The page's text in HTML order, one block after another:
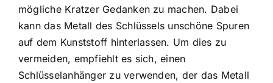
mögliche Kratzer Gedanken zu machen. Dabei
kann das Metall des Schlüssels unschöne Spuren
auf dem Kunststoff hinterlassen. Um dies zu
vermeiden, empfiehlt es sich, einen
Schlüsselanhänger zu verwenden, der das Metall